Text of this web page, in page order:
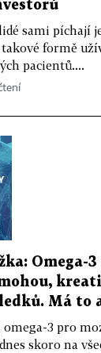
sami píchají
formě
pacientů....
Omega-
Má to
3 pro
skoro na